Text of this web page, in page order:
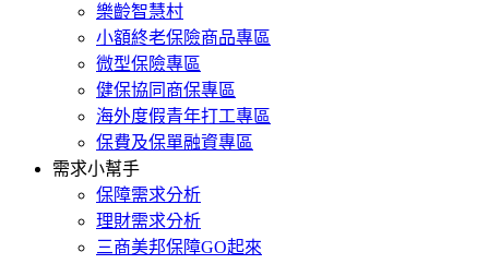
樂齡智慧村
小額終老保險商品專區
微型保險專區
健保協同商保專區
海外度假青年打工專區
保費及保單融資專區
需求小幫手
保障需求分析
理財需求分析
三商美邦保障GO起來